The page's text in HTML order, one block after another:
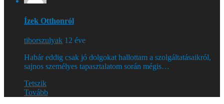
Ízek Otthonról
tiborszulyak 12 éve
Habár eddig csak jó dolgokat hallottam a szolgáltatásaikról,
sajnos személyes tapasztalatom során mégis…
Tetszik
Tovább